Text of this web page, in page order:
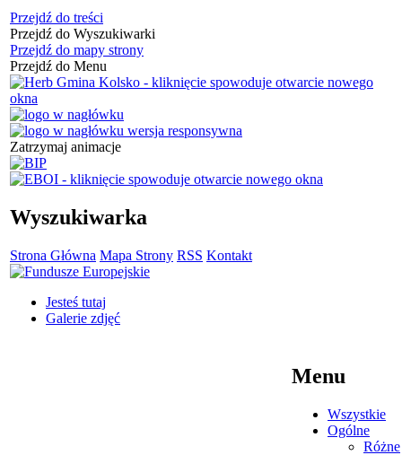
Przejdź do treści
Przejdź do Wyszukiwarki
Przejdź do mapy strony
Przejdź do Menu
Zatrzymaj animacje
Wyszukiwarka
Strona Główna Mapa Strony RSS Kontakt
Jesteś tutaj
Galerie zdjęć
Menu
Wszystkie
Ogólne
Różne